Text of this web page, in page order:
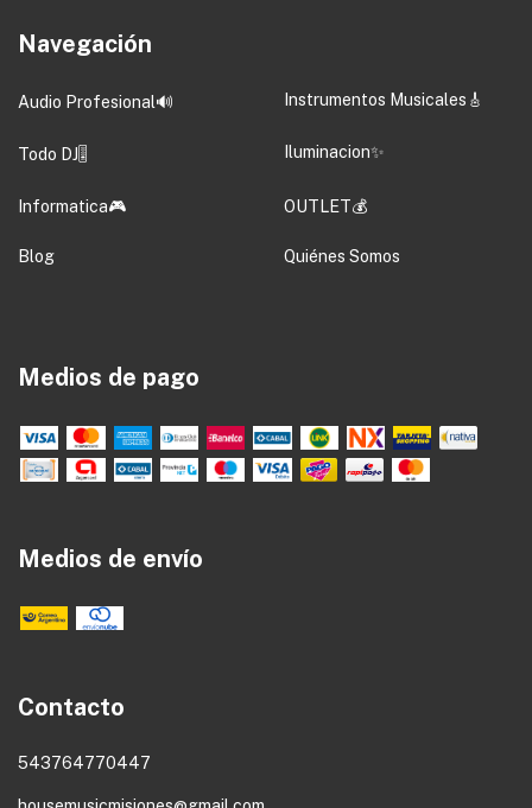
Navegación
Audio Profesional🔊 Instrumentos Musicales🎸
Todo DJ🎚️ Iluminacion✨
Informatica🎮 OUTLET💰
Blog Quiénes Somos
Medios de pago
Medios de envío
Contacto
543764770447